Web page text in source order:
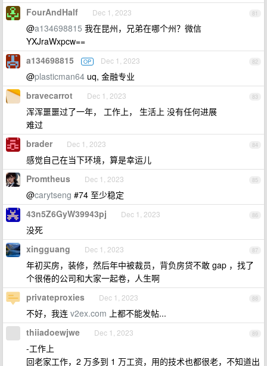
81
FourAndHalf Dec 1, 2023
@a134698815 我在昆州，兄弟在哪个州？微信
YXJraWxpcw==
82
a134698815 OP Dec 1, 2023
@plasticman64 uq, 金融专业
83
bravecarrot Dec 1, 2023
浑浑噩噩过了一年， 工作上， 生活上 没有任何进展
难过
84
brader Dec 1, 2023
感觉自己在当下环境，算是幸运儿
85
Promtheus Dec 1, 2023
@carytseng #74 至少稳定
86
43n5Z6GyW39943pj Dec 1, 2023
没死
87
xingguang Dec 1, 2023
年初买房，装修，然后年中被裁员，背负房贷不敢 gap ，找了
个很倦的公司和大家一起卷，人生啊
88
privateproxies Dec 1, 2023
不好，我连 v2ex.com 上都不能发帖...
89
thiiadoewjwe Dec 1, 2023
-工作上
回老家工作，2 万多到 1 万工资，用的技术也都很老，不知道出